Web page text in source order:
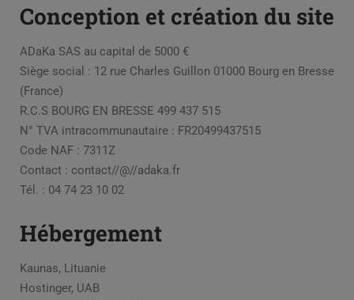
Conception et création du site
ADaKa SAS au capital de 5000 €
Siège social : 12 rue Charles Guillon 01000 Bourg en Bresse
(France)
R.C.S BOURG EN BRESSE 499 437 515
N° TVA intracommunautaire : FR20499437515
Code NAF : 7311Z
Contact : contact//@//adaka.fr
Tél. : 04 74 23 10 02
Hébergement
Kaunas, Lituanie
Hostinger, UAB